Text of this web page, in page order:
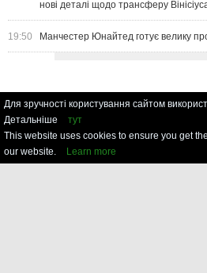
нові деталі щодо трансферу
19:50 Манчестер Юнайтед готує велику
Для зручності користування сайтом
Детальніше
тут
This website uses cookies to ensure you get
our website.
Learn more